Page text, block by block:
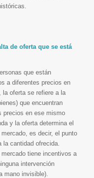
de oferta que se está
que están
a diferentes precios en
la oferta se refiere a la
que encuentran
precios en ese mismo
y la oferta determina el
es decir, el punto
la cantidad ofrecida.
tiene incentivos a
intervención
mano invisible).